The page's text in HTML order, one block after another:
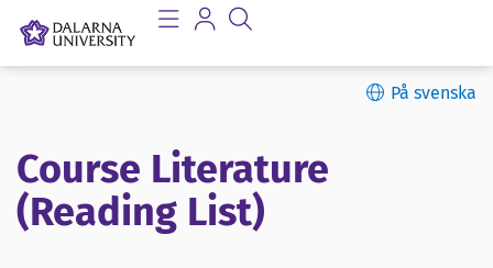
På svenska
Course Literature
(Reading List)